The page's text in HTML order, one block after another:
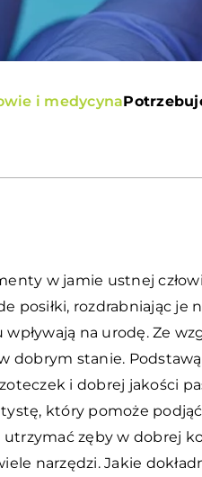
i medycyna
w jamie ustnej
posiłki, rozdrabniając je
na urodę. Ze
dobrym stanie.
i dobrej jakości
który pomoże
zęby w dobrej
narzędzi. Jakie